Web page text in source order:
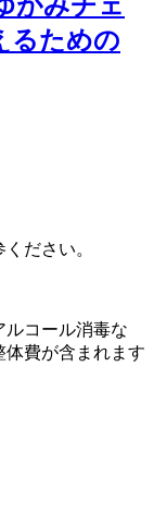
るための
ださい。
コール消毒な
体費が含まれます